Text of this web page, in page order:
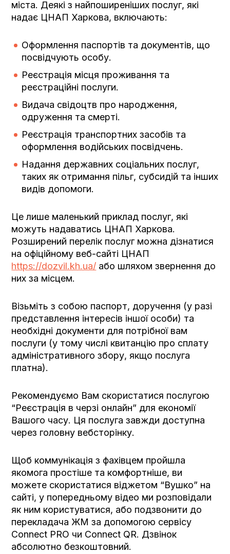
міста. Деякі з найпоширеніших послуг, які
надає ЦНАП Харкова, включають:
Оформлення паспортів та документів, що
посвідчують особу.
Реєстрація місця проживання та
реєстраційні послуги.
Видача свідоцтв про народження,
одруження та смерті.
Реєстрація транспортних засобів та
оформлення водійських посвідчень.
Надання державних соціальних послуг,
таких як отримання пільг, субсидій та інших
видів допомоги.
Це лише маленький приклад послуг, які
можуть надаватись ЦНАП Харкова.
Розширений перелік послуг можна дізнатися
на офіційному веб-сайті ЦНАП
https://dozvil.kh.ua/ або шляхом звернення до
них за місцем.
Візьміть з собою паспорт, доручення (у разі
представлення інтересів іншої особи) та
необхідні документи для потрібної вам
послуги (у тому числі квитанцію про сплату
адміністративного збору, якщо послуга
платна).
Рекомендуємо Вам скористатися послугою
“Реєстрація в черзі онлайн” для економії
Вашого часу. Ця послуга завжди доступна
через головну вебсторінку.
Щоб коммунікація з фахівцем пройшла
якомога простіше та комфортніше, ви
можете скористатися віджетом “Вушко” на
сайті, у попередньому відео ми розповідали
як ним користуватися, або подзвонити до
перекладача ЖМ за допомогою сервісу
Connect PRO чи Connect QR. Дзвінок
абсолютно безкоштовний.